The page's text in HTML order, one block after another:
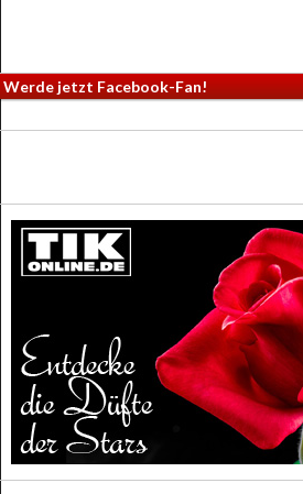
Werde jetzt Facebook-Fan!